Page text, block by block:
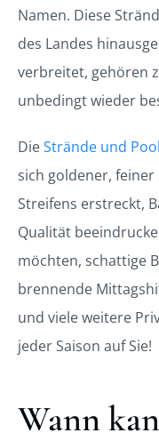
Namen. Diese
des Landes
verbreitet, gehören
unbedingt wieder
DieStrände und
sich goldener, feiner
Streifens erstreckt,
Qualität
möchten, schattige
brennende
und viele weitere
jeder Saison auf Sie!
Wann